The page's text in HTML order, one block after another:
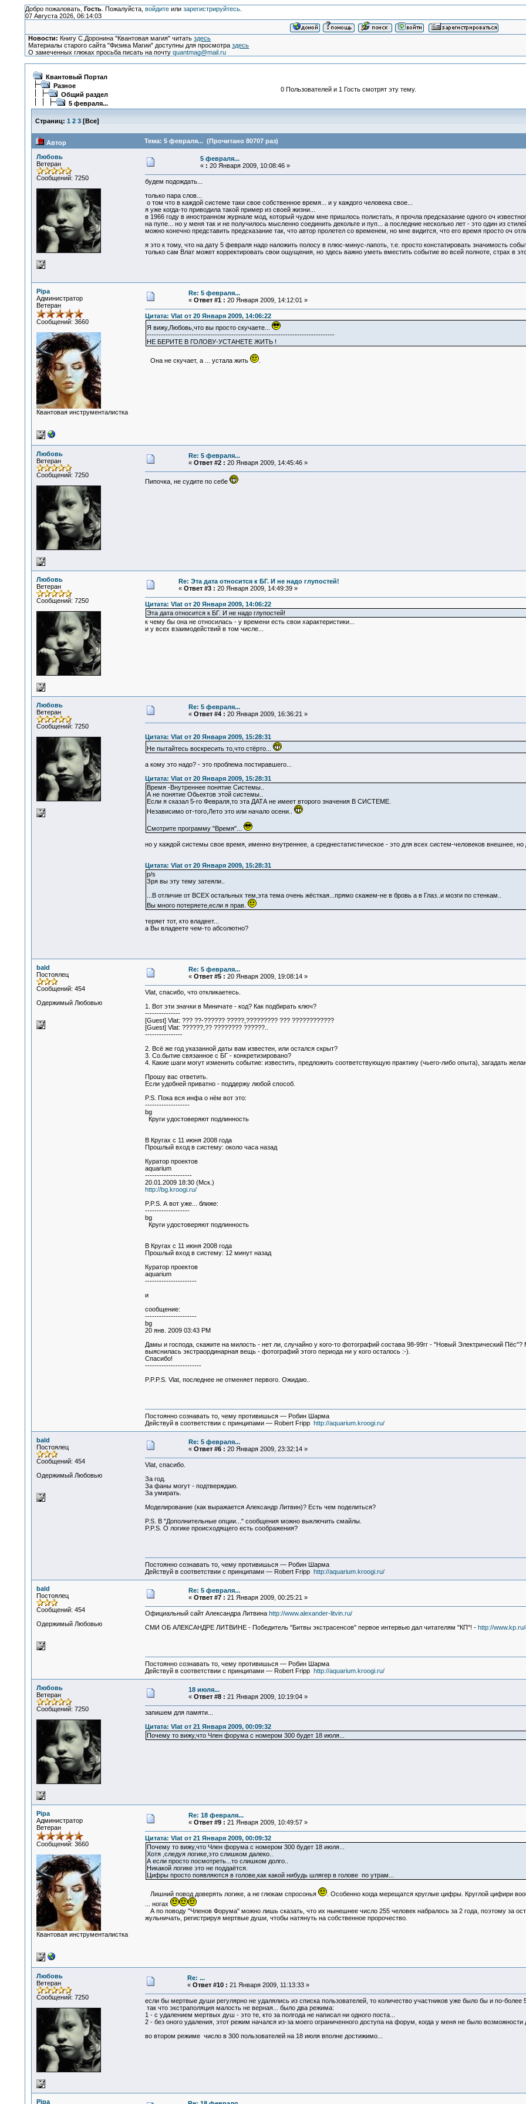
Добро пожаловать, Гость. Пожалуйста, войдитеили зарегистрируйтесь.
07 Августа 2026, 06:14:03
Новости: Книгу С.Доронина "Квантовая магия" читатьздесь
Материалы старого сайта "Физика Магии" доступны для просмотраздесь
О замеченных глюках просьба писать на почтуquantmag@mail.ru
Квантовый Портал
Разное
Общий раздел
5 февраля...
0 Пользователей и 1 Гость смотрят эту тему.
Страниц: 1 2 3[Все]
Автор Тема: 5 февраля... (Прочитано 80707 раз)
Любовь
Ветеран
Сообщений: 7250
5 февраля...
« : 20 Января 2009, 10:08:46 »
будем подождать...
только пара слов...
о том что в каждой системе таки свое собственное время... и у каждого человека свое...
я уже когда-то приводила такой пример из своей жизни...
в 1966 году в иностранном журнале мод, который чудом мне пришлось полистать, я прочла предсказание одного оч
на пупе... но у меня так и не получилось мысленно соединить декольте и пуп... а последние несколько лет - это один из
можно конечно представить предсказание так, что автор пролетел со временем, но мне видится, что его время просто оч
я это к тому, что на дату 5 февраля надо наложить полосу в плюс-минус-лапоть, т.е. просто констатировать значимость
только сам Влат может корректировать свои ощущения, но здесь важно уметь вместить событие во всей полноте, страх в
Pipa
Администратор
Ветеран
Сообщений: 3660
Квантовая инструменталистка
Re: 5 февраля...
« Ответ #1 : 20 Января 2009, 14:12:01 »
Цитата: Vlat от 20 Января 2009, 14:06:22
Я вижу,Любовь,что вы просто скучаете...
--------------------------------------------------------------------------------
НЕ БЕРИТЕ В ГОЛОВУ-УСТАНЕТЕ ЖИТЬ !
Она не скучает, а ... устала жить .
Любовь
Ветеран
Сообщений: 7250
Re: 5 февраля...
« Ответ #2 : 20 Января 2009, 14:45:46 »
Пипочка, не судите по себе
Любовь
Ветеран
Сообщений: 7250
Re: Эта дата относится к БГ. И не надо глупостей!
« Ответ #3 : 20 Января 2009, 14:49:39 »
Цитата: Vlat от 20 Января 2009, 14:06:22
Эта дата относится к БГ. И не надо глупостей!
к чему бы она не относилась - у времени есть свои характеристики...
и у всех взаимодействий в том числе...
Любовь
Ветеран
Сообщений: 7250
Re: 5 февраля...
« Ответ #4 : 20 Января 2009, 16:36:21 »
Цитата: Vlat от 20 Января 2009, 15:28:31
Не пытайтесь воскресить то,что стёрто...
а кому это надо? - это проблема постиравшего...
Цитата: Vlat от 20 Января 2009, 15:28:31
Время -Внутреннее понятие Системы..
А не понятие Обьектов этой системы..
Если я сказал 5-го Февраля,то эта ДАТА не имеет второго значения В СИСТЕМЕ.
Независимо от-того,Лето это или начало осени..
Смотрите программу "Время"...
но у каждой системы свое время, именно внутреннее, а среднестатистическое - это для всех систем-человеков внешнее, но
Цитата: Vlat от 20 Января 2009, 15:28:31
p/s
Зря вы эту тему затеяли..
...В отличие от ВСЕХ остальных тем,эта тема очень жёсткая...прямо скажем-не в бровь а в Глаз..и мозги по стенкам..
Вы много потеряете,если я прав.
теряет тот, кто владеет...
а Вы владеете чем-то абсолютно?
bald
Постоялец
Сообщений: 454
Одержимый Любовью
Re: 5 февраля...
« Ответ #5 : 20 Января 2009, 19:08:14 »
Vlat, спасибо, что откликаетесь.
1. Вот эти значки в Миничате - код? Как подбирать ключ?
---------------
[Guest] Vlat: ??? ??-?????? ?????,????????? ??? ????????????
[Guest] Vlat: ??????,?? ???????? ??????..
----------------
2. Всё же год указанной даты вам известен, или остался скрыт?
3. Со.бытие связанное с БГ - конкретизировано?
4. Какие шаги могут изменить событие: известить, предложить соответствующую практику (чьего-либо опыта), загадать
Прошу вас ответить.
Если удобней приватно - поддержу любой способ.
P.S. Пока вся инфа о нём вот это:
-------------------
bg
Круги удостоверяют подлинность
В Кругах с 11 июня 2008 года
Прошлый вход в систему: около часа назад
Куратор проектов
aquarium
--------------------
20.01.2009 18:30 (Мск.)
http://bg.kroogi.ru/
P.P.S. А вот уже... ближе:
-------------------
bg
Круги удостоверяют подлинность
В Кругах с 11 июня 2008 года
Прошлый вход в систему: 12 минут назад
Куратор проектов
aquarium
----------------------
и
сообщение:
----------------------
bg
20 янв. 2009 03:43 PM
Дамы и господа, скажите на милость - нет ли, случайно у кого-то фотографий состава 98-99гг - "Новый Электрический
выяснилась экстраординарная вещь - фотографий этого периода ни у кого осталось :-).
Спасибо!
------------------------
P.P.P.S. Vlat, последнее не отменяет первого. Ожидаю..
Постоянно сознавать то, чему противишься — Робин Шарма
Действуй в соответствии с принципами — Robert Fripp http://aquarium.kroogi.ru/
bald
Постоялец
Сообщений: 454
Одержимый Любовью
Re: 5 февраля...
« Ответ #6 : 20 Января 2009, 23:32:14 »
Vlat, спасибо.
За год.
За фаны могут - подтверждаю.
За умирать.
Моделирование (как выражается Александр Литвин)? Есть чем поделиться?
P.S. В "Дополнительные опции..." сообщения можно выключить смайлы.
P.P.S. О логике происходящего есть соображения?
Постоянно сознавать то, чему противишься — Робин Шарма
Действуй в соответствии с принципами — Robert Fripp http://aquarium.kroogi.ru/
bald
Постоялец
Сообщений: 454
Одержимый Любовью
Re: 5 февраля...
« Ответ #7 : 21 Января 2009, 00:25:21 »
Официальный сайт Александра Литвина http://www.alexander-litvin.ru/
СМИ ОБ АЛЕКСАНДРЕ ЛИТВИНЕ - Победитель "Битвы экстрасенсов" первое интервью дал читателям "КП"! - http://
Постоянно сознавать то, чему противишься — Робин Шарма
Действуй в соответствии с принципами — Robert Fripp http://aquarium.kroogi.ru/
Любовь
Ветеран
Сообщений: 7250
18 июля...
« Ответ #8 : 21 Января 2009, 10:19:04 »
запишем для памяти...
Цитата: Vlat от 21 Января 2009, 00:09:32
Почему то вижу,что Член форума с номером 300 будет 18 июля...
Pipa
Администратор
Ветеран
Сообщений: 3660
Квантовая инструменталистка
Re: 18 февраля...
« Ответ #9 : 21 Января 2009, 10:49:57 »
Цитата: Vlat от 21 Января 2009, 00:09:32
Почему то вижу,что Член форума с номером 300 будет 18 июля...
Хотя ,следуя логике,это слишком далеко..
А если просто посмотреть...то слишком долго..
Никакой логике это не поддаётся.
Цифры просто появляются в голове,как какой нибудь шлягер в голове по утрам...
Лишний повод доверять логике, а не глюкам спросонья
. Особенно когда мерещатся круглые цифры. Круглой цифири
... ногах
А по поводу "Членов Форума" можно лишь сказать, что их нынешнее число 255 человек набралось за 2 года, поэтому за
жульничать, регистрируя мертвые души, чтобы натянуть на собственное пророчество.
Любовь
Ветеран
Сообщений: 7250
Re: ...
« Ответ #10 : 21 Января 2009, 11:13:33 »
если бы мертвые души регулярно не удалялись из списка пользователей, то количество участников уже было бы и по-более
так что экстраполяция малость не верная... было два режима:
1 - с удалением мертвых душ - это те, кто за полгода не написал ни одного поста...
2 - без оного удаления, этот режим начался из-за моего ограниченного доступа на форум, когда у меня не было
во втором режиме число в 300 пользователей на 18 июля вполне достижимо...
Pipa